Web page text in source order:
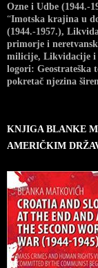
Ozne i Udbe (1944.-
“Imotska krajina u
(1944.-1957.),
primorje i
milicije, Likvidacije i
logori: Geostrateška
pokretač njezina
KNJIGA BLANKE
AMERIČKIM